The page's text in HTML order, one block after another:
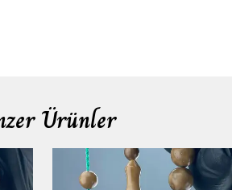
Ürünler